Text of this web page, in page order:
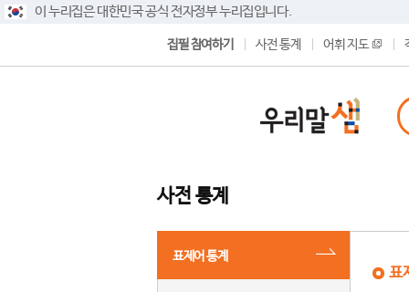
이 누리집은 대한민국 공식 전자정부 누리집입니다.
집필 참여하기 사전 통계 어휘 지도
사전 통계
표제어 통계
표